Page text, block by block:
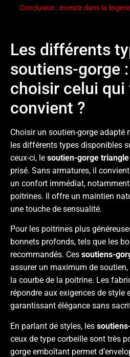
Conclusion : investir dans la
Les différents
soutiens-gorge
choisir celui qui
convient ?
Choisir un soutien-gorge adapté
les différents types disponibles
ceux-ci, le soutien-gorge triangle
prisé. Sans armatures, il
un confort immédiat,
poitrines. Il offre un maintien
une touche de sensualité.
Pour les poitrines plus
bonnets profonds, tels que les
recommandés. Ces soutiens-
assurer un maximum de
la courbe de la poitrine. Les
répondre aux exigences de style
garantissant élégance sans
En parlant de styles, les
ceux de type corbeille sont très
gorge emboîtant permet